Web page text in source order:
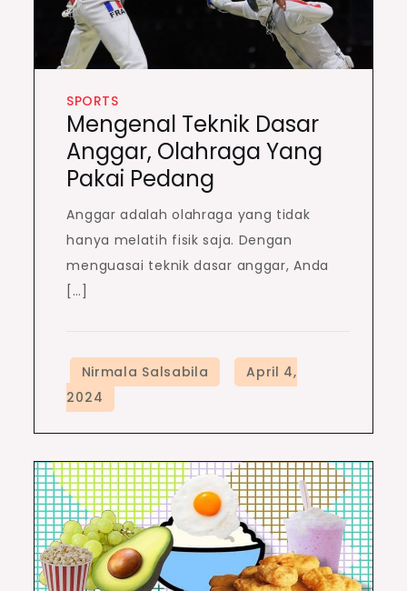
SPORTS
Mengenal Teknik Dasar
Anggar, Olahraga Yang
Pakai Pedang
Anggar adalah olahraga yang tidak
hanya melatih fisik saja. Dengan
menguasai teknik dasar anggar, Anda
[…]